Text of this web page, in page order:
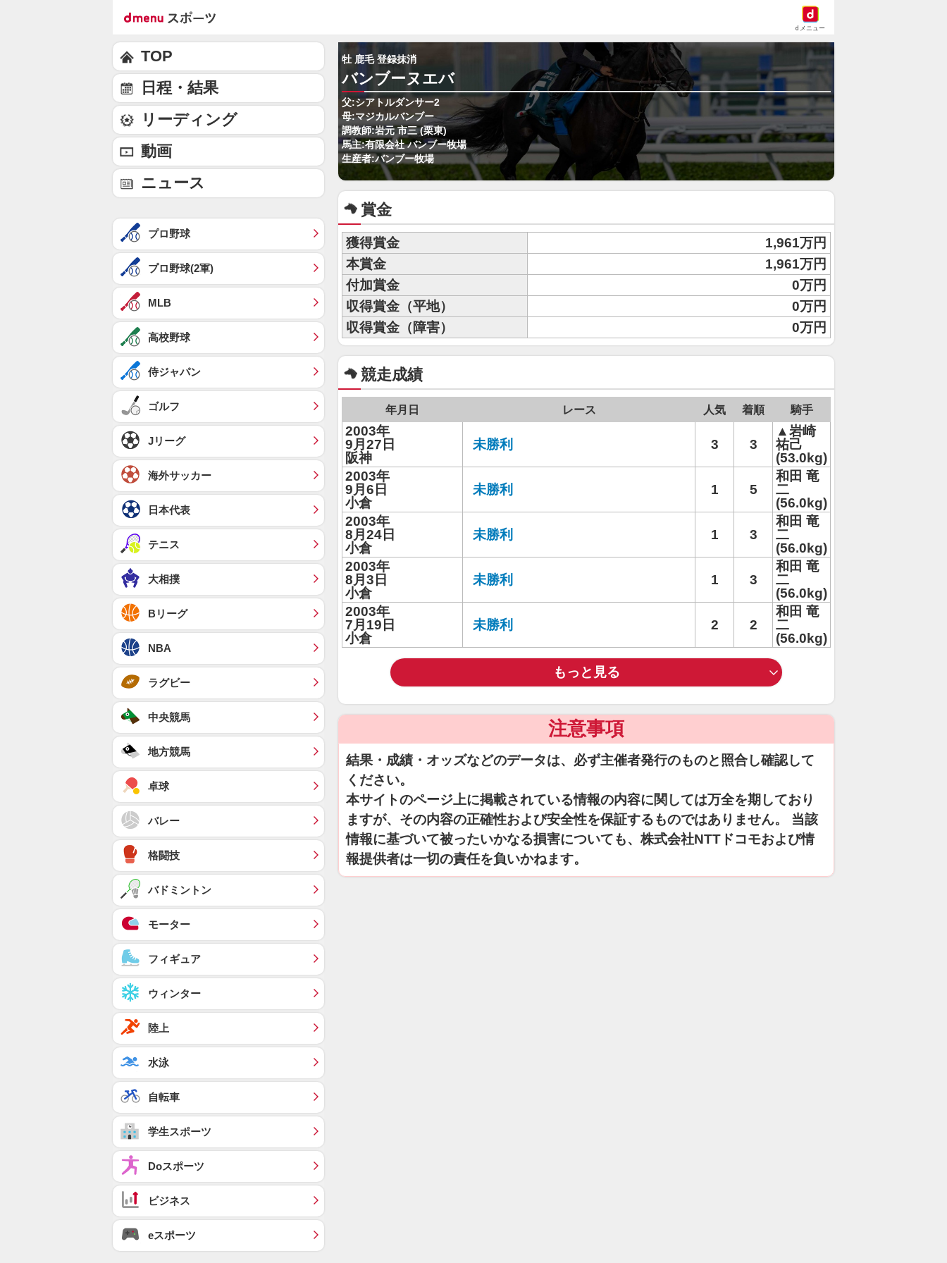
dメニュー
牡 鹿毛 登録抹消
バンブーヌエバ
父:シアトルダンサー2
母:マジカルバンブー
調教師:岩元 市三 (栗東)
馬主:有限会社 バンブー牧場
生産者:バンブー牧場
賞金
獲得賞金
1,961万円
本賞金
1,961万円
付加賞金
0万円
収得賞金（平地）
0万円
収得賞金（障害）
0万円
競走成績
年月日 レース 人気 着順 騎手
2003年
9月27日
阪神
未勝利 3 3
▲岩崎
祐己
(53.0kg)
2003年
9月6日
小倉
未勝利 1 5
和田 竜
二
(56.0kg)
2003年
8月24日
小倉
未勝利 1 3
和田 竜
二
(56.0kg)
2003年
8月3日
小倉
未勝利 1 3
和田 竜
二
(56.0kg)
2003年
7月19日
小倉
未勝利 2 2
和田 竜
二
(56.0kg)
もっと見る
注意事項
結果・成績・オッズなどのデータは、必ず主催者発行のものと照合し確認して
ください。
本サイトのページ上に掲載されている情報の内容に関しては万全を期しており
ますが、その内容の正確性および安全性を保証するものではありません。 当該
情報に基づいて被ったいかなる損害についても、株式会社NTTドコモおよび情
報提供者は一切の責任を負いかねます。
TOP
日程・結果
リーディング
動画
ニュース
プロ野球
プロ野球(2軍)
MLB
高校野球
侍ジャパン
ゴルフ
Jリーグ
海外サッカー
日本代表
テニス
大相撲
Bリーグ
NBA
ラグビー
中央競馬
地方競馬
卓球
バレー
格闘技
バドミントン
モーター
フィギュア
ウィンター
陸上
水泳
自転車
学生スポーツ
Doスポーツ
ビジネス
eスポーツ